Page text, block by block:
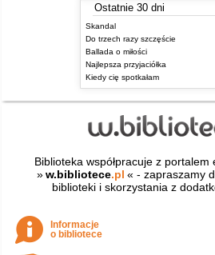
Ostatnie 30 dni
Skandal
Do trzech razy szczęście
Ballada o miłości
Najlepsza przyjaciółka
Kiedy cię spotkałam
Biblioteka współpracuje z portalem
» w.bibliotece.pl « - zapraszamy
biblioteki i skorzystania z
Informacje
o bibliotece